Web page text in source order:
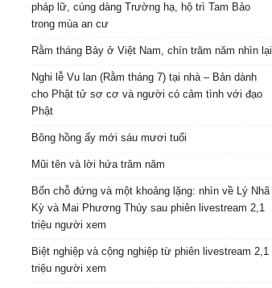
pháp lữ, cúng dàng Trường hạ, hộ trì Tam Bảo
trong mùa an cư
Rằm tháng Bảy ở Việt Nam, chín trăm năm nhìn lại
Nghi lễ Vu lan (Rằm tháng 7) tại nhà – Bản dành
cho Phật tử sơ cơ và người có cảm tình với đạo
Phật
Bông hồng ấy mới sáu mươi tuổi
Mũi tên và lời hứa trăm năm
Bốn chỗ đứng và một khoảng lặng: nhìn về Lý Nhã
Kỳ và Mai Phương Thúy sau phiên livestream 2,1
triệu người xem
Biệt nghiệp và cộng nghiệp từ phiên livestream 2,1
triệu người xem